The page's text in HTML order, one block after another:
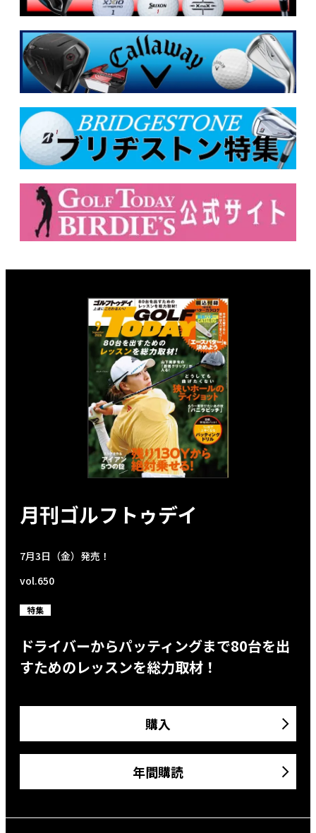
月刊ゴルフトゥデイ
7月3日（金）発売！
vol.650
特集
ドライバーからパッティングまで80台を出
すためのレッスンを総力取材！
購入
年間購読